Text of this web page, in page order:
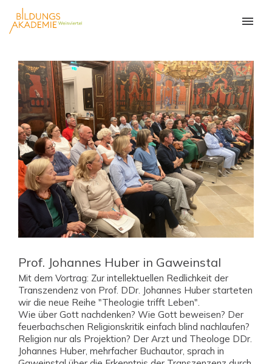
Prof. Johannes Huber in Gaweinstal
Mit dem Vortrag: Zur intellektuellen Redlichkeit der
Transzendenz von Prof. DDr. Johannes Huber starteten
wir die neue Reihe "Theologie trifft Leben".
Wie über Gott nachdenken? Wie Gott beweisen? Der
feuerbachschen Religionskritik einfach blind nachlaufen?
Religion nur als Projektion? Der Arzt und Theologe DDr.
Johannes Huber, mehrfacher Buchautor, sprach in